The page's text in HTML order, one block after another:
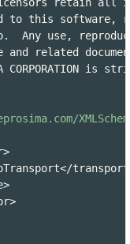
licensors retain
to this software,
Any use,
related
CORPORATION